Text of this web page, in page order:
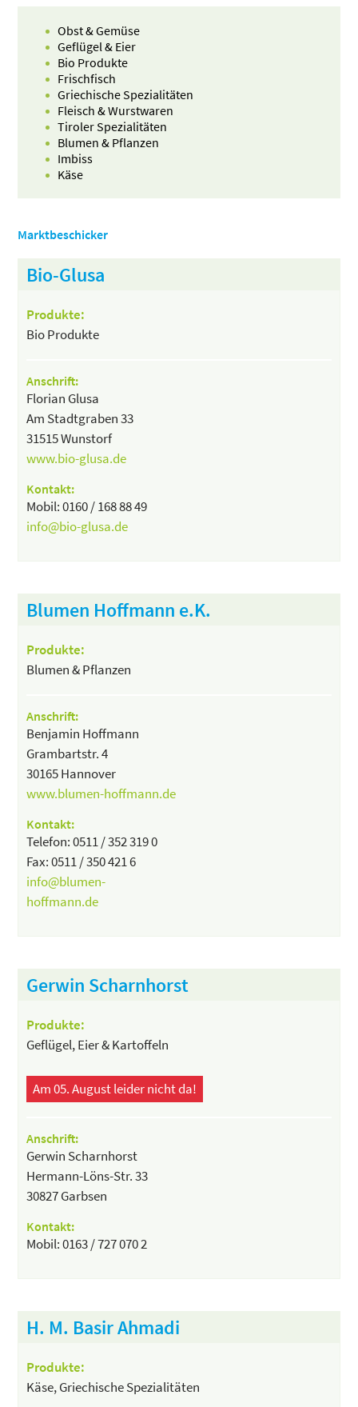
Obst & Gemüse
Geflügel & Eier
Bio Produkte
Frischfisch
Griechische Spezialitäten
Fleisch & Wurstwaren
Tiroler Spezialitäten
Blumen & Pflanzen
Imbiss
Käse
Marktbeschicker
Bio-Glusa
Produkte:
Bio Produkte
Anschrift:
Florian Glusa
Am Stadtgraben 33
31515 Wunstorf
www.bio-glusa.de
Kontakt:
Mobil: 0160 / 168 88 49
info@bio-glusa.de
Blumen Hoffmann e.K.
Produkte:
Blumen & Pflanzen
Anschrift:
Benjamin Hoffmann
Grambartstr. 4
30165 Hannover
www.blumen-hoffmann.de
Kontakt:
Telefon: 0511 / 352 319 0
Fax: 0511 / 350 421 6
info@blumen-
hoffmann.de
Gerwin Scharnhorst
Produkte:
Geflügel, Eier & Kartoffeln
Am 05. August leider nicht da!
Anschrift:
Gerwin Scharnhorst
Hermann-Löns-Str. 33
30827 Garbsen
Kontakt:
Mobil: 0163 / 727 070 2
H. M. Basir Ahmadi
Produkte:
Käse, Griechische Spezialitäten